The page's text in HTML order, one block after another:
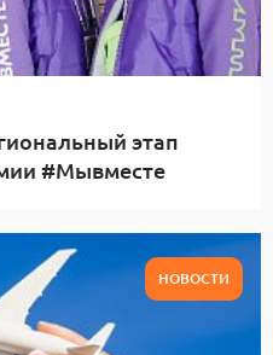
этап
#Мывместе
НОВОСТИ